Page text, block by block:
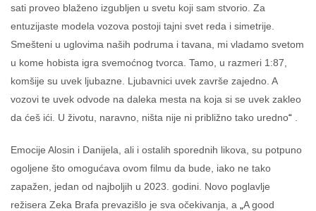
sati proveo blaženo izgubljen u svetu koji sam stvorio. Za
entuzijaste modela vozova postoji tajni svet reda i simetrije.
Smešteni u uglovima naših podruma i tavana, mi vladamo svetom
u kome hobista igra svemoćnog tvorca. Tamo, u razmeri 1:87,
komšije su uvek ljubazne. Ljubavnici uvek završe zajedno. A
vozovi te uvek odvode na daleka mesta na koja si se uvek zakleo
da ćeš ići. U životu, naravno, ništa nije ni približno tako uredno“
Emocije Alosin i Danijela, ali i ostalih sporednih likova, su potpuno
ogoljene što omogućava ovom filmu da bude, iako ne tako
zapažen, jedan od najboljih u 2023. godini. Novo poglavlje
režisera Zeka Brafa prevazišlo je sva očekivanja, a
A good